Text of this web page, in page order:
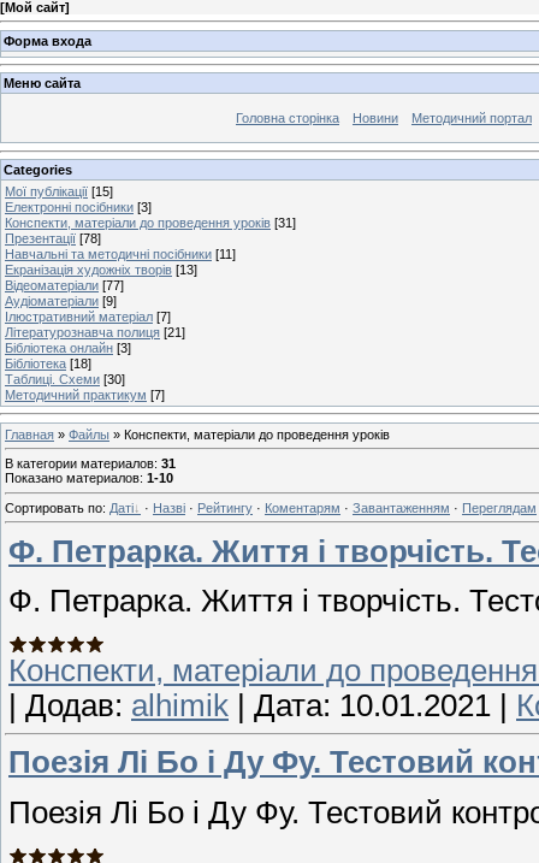
[Мой сайт]
Форма входа
Меню сайта
Головна сторінка Новини Методичний портал
Categories
Мої публікації [15]
Електронні посібники [3]
Конспекти, матеріали до проведення уроків [31]
Презентації [78]
Навчальні та методичні посібники [11]
Екранізація художніх творів [13]
Відеоматеріали [77]
Аудіоматеріали [9]
Ілюстративний матеріал [7]
Літературознавча полиця [21]
Бібліотека онлайн [3]
Бібліотека [18]
Таблиці. Схеми [30]
Методичний практикум [7]
Главная » Файлы » Конспекти, матеріали до проведення уроків
В категории материалов: 31
Показано материалов: 1-10
Сортировать по: Даті · Назві · Рейтингу · Коментарям · Завантаженням · Переглядам
Ф. Петрарка. Життя і творчість.
Ф. Петрарка. Життя і творчість.
Конспекти, матеріали до проведення
Додав: alhimik Дата: 10.01.2021
Поезія Лі Бо і Ду Фу. Тестовий
Поезія Лі Бо і Ду Фу. Тестовий